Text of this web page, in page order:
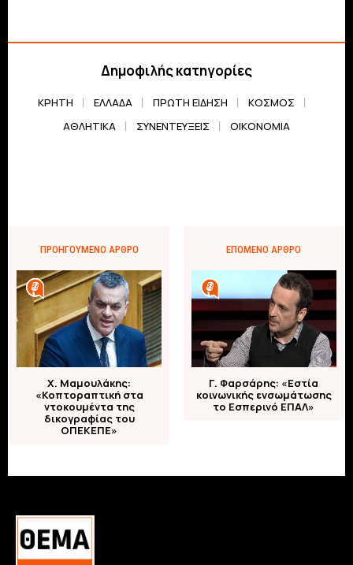
Δημοφιλής κατηγορίες
ΚΡΗΤΗ ΕΛΛΆΔΑ ΠΡΏΤΗ ΕΊΔΗΣΗ
ΚΌΣΜΟΣ
ΑΘΛΗΤΙΚΆ
ΣΥΝΕΝΤΕΎΞΕΙΣ ΟΙΚΟΝΟΜΊΑ
ΠΡΟΗΓΟΎΜΕΝΟ ΆΡΘΡΟ
Χ. Μαμουλάκης:
«Κοπτοραπτική στα
ντοκουμέντα της
δικογραφίας του
ΟΠΕΚΕΠΕ»
ΕΠΌΜΕΝΟ ΆΡΘΡΟ
Γ. Φαρσάρης: «Εστία
κοινωνικής ενσωμάτωσης
το Εσπερινό ΕΠΑΛ»